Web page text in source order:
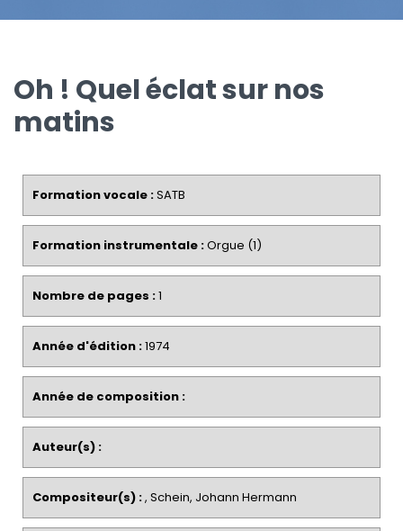
Oh ! Quel éclat sur nos
matins
Formation vocale :SATB
Formation instrumentale :Orgue (1)
Nombre de pages :1
Année d'édition :1974
Année de composition :
Auteur(s) :
Compositeur(s) :, Schein, Johann Hermann